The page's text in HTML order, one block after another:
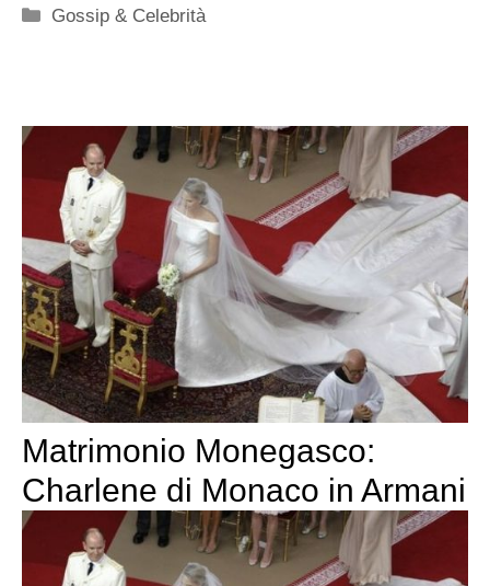
Categorie
Gossip & Celebrità
Matrimonio Monegasco:
Charlene di Monaco in Armani